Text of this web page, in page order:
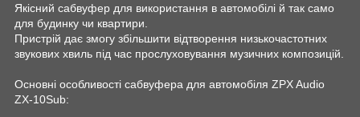
Якісний сабвуфер для використання в автомобілі й так само
для будинку чи квартири.
Пристрій дає змогу збільшити відтворення низькочастотних
звукових хвиль під час прослуховування музичних композицій.
Основні особливості сабвуфера для автомобіля ZPX Audio
ZX-10Sub: